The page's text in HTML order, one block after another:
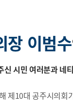
장 이범수
신 시민 여러분과 네
제10대 공주시의회